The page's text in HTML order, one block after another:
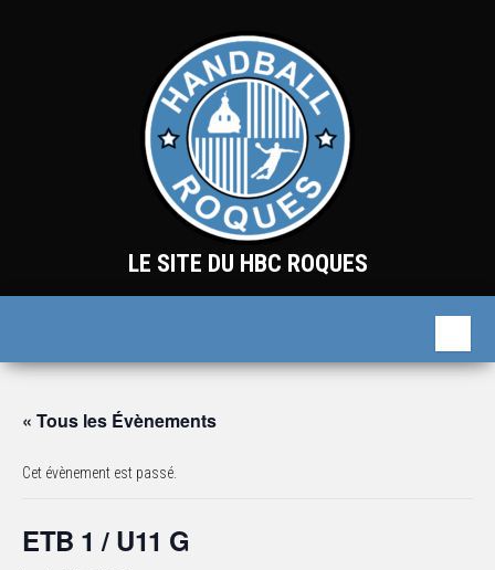
LE SITE DU HBC ROQUES
« Tous les Évènements
Cet évènement est passé.
ETB 1 / U11 G